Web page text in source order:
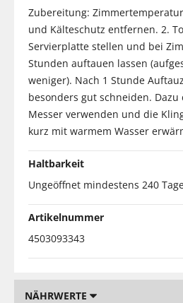
Zubereitung:
und Kälteschutz entfernen. 2.
Servierplatte stellen und bei
Stunden auftauen lassen
weniger). Nach 1 Stunde
besonders gut schneiden. Dazu
Messer verwenden und die
kurz mit warmem Wasser
Haltbarkeit
Ungeöffnet mindestens 240
Artikelnummer
4503093343
NÄHRWERTE